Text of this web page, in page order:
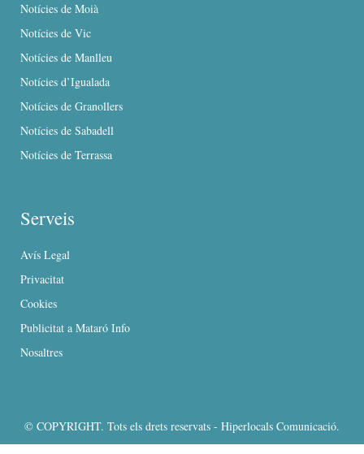
Notícies de Moià
Notícies de Vic
Notícies de Manlleu
Notícies d’Igualada
Notícies de Granollers
Notícies de Sabadell
Notícies de Terrassa
Serveis
Avís Legal
Privacitat
Cookies
Publicitat a Mataró Info
Nosaltres
© COPYRIGHT. Tots els drets reservats - Hiperlocals Comunicació.